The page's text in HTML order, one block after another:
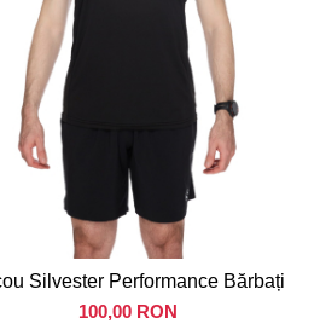
Silvester Performance Bărbați
100,00 RON